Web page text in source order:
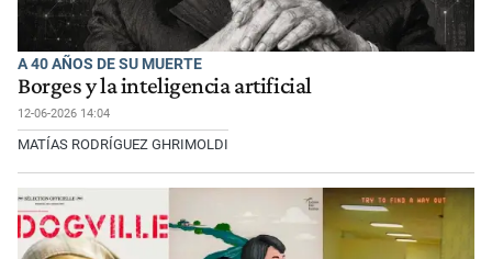
A 40 AÑOS DE SU MUERTE
Borges y la inteligencia artificial
12-06-2026 14:04
MATÍAS RODRÍGUEZ GHRIMOLDI